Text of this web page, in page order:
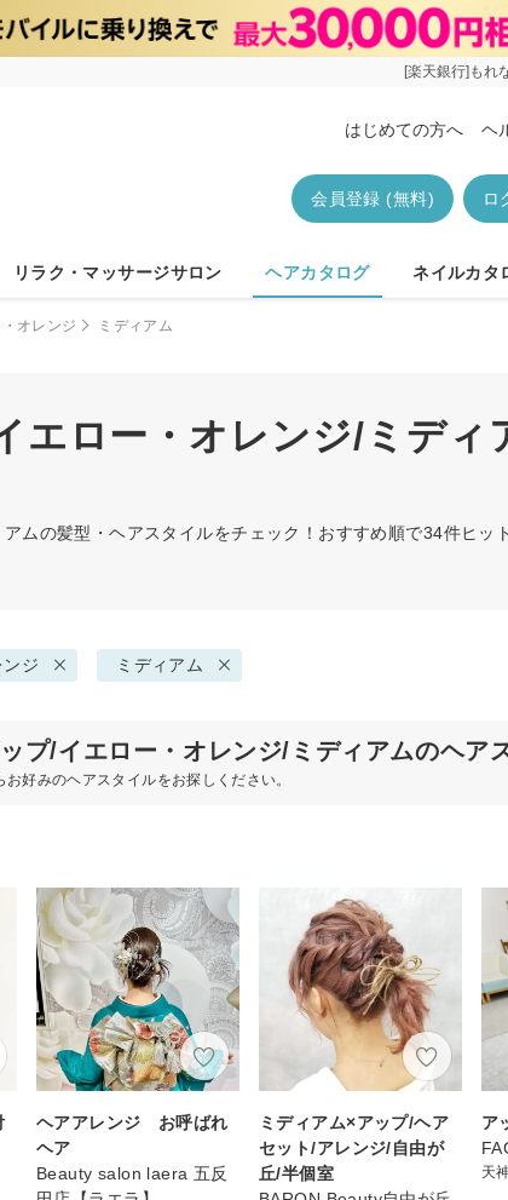
[楽天銀行]もれ
はじめての方へ ヘ
ロ
会員登録 (無料)
リラク・マッサージサロン ヘアカタログ ネイルカタ
オレンジ ミディアム
エロー・オレンジ/ミディ
ムの髪型・ヘアスタイルをチェック！おすすめ順で34件ヒッ
ジ ミディアム
プ/イエロー・オレンジ/ミディアムのヘア
好みのヘアスタイルをお探しください。
ヘアアレンジ お呼ばれ
ヘア
Beauty salon laera 五反
ミディアム×アップ/ヘア
セット/アレンジ/自由が
丘/半個室
ア
天